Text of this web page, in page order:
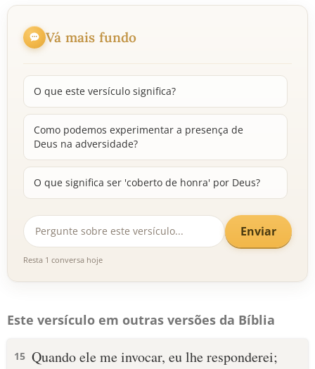
Vá mais fundo
O que este versículo significa?
Como podemos experimentar a presença de
Deus na adversidade?
O que significa ser 'coberto de honra' por Deus?
Enviar
Resta 1 conversa hoje
Este versículo em outras versões da Bíblia
15 Quando ele me invocar, eu lhe responderei;